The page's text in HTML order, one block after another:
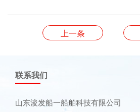
上一条
联系我们
山东浚发船一船舶科技有限公司